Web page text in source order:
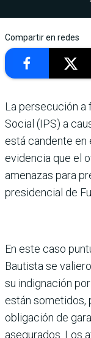
Compartir en redes
La persecución a
Social (IPS) a
está candente en
evidencia que el
amenazas para
presidencial de
En este caso
Bautista se
su indignación
están sometidos,
obligación de
asegurados. Los